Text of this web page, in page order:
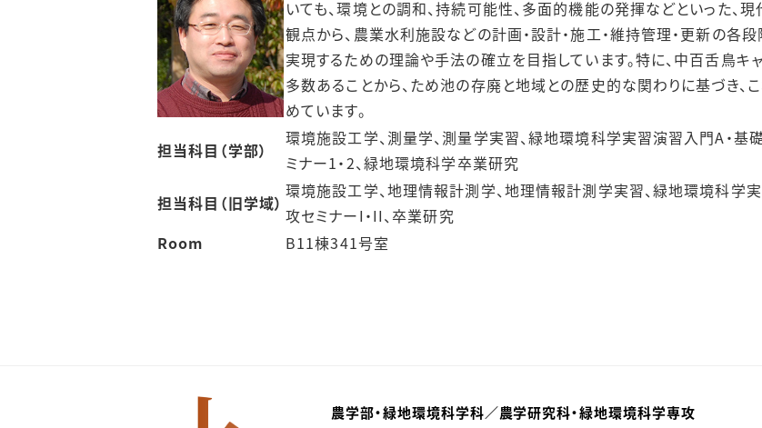
いても、環境との調和、持続可能性、多面的機能の発揮などといった、
観点から、農業水利施設などの計画・設計・施工・維持管理・更新の各
実現するための理論や手法の確立を目指しています。特に、中百舌鳥
多数あることから、ため池の存廃と地域との歴史的な関わりに基づき
めています。
担当科目（学部）
環境施設工学、測量学、測量学実習、緑地環境科学実習演習入門A・基
ミナー1・2、緑地環境科学卒業研究
担当科目（旧学域）
環境施設工学、地理情報計測学、地理情報計測学実習、緑地環境科学
攻セミナーI・II、卒業研究
Room
B11棟341号室
農学部・緑地環境科学科／農学研究科・緑地環境科学専攻